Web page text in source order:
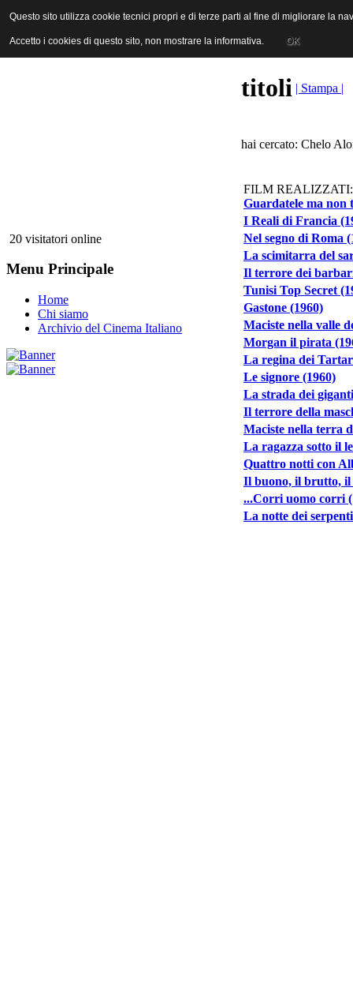
ANICA | Associazione Nazionale Industrie Cinematografiche
20 visitatori online
Menu Principale
Home
Chi siamo
Archivio del Cinema Italiano
titoli | Stampa |
hai cercato: Chelo
FILM REALIZZATI:
Guardatele ma non
I Reali di Francia
Nel segno di Roma
La scimitarra del
Il terrore dei
Tunisi Top Secret
Gastone (1960)
Maciste nella valle
Morgan il pirata
La regina dei
Le signore (1960)
La strada dei
Il terrore della
Maciste nella terra
La ragazza sotto il
Quattro notti con
Il buono, il brutto, il
...Corri uomo corri
La notte dei
Questo sito utilizza cookie tecnici propri e di terze parti al fine di migliorare la
Accetto i cookies di questo sito, non mostrare la informativa. OK
Questo sito utilizza cookie tecnici propri e di terze parti al fine di migliorare la
Accetto i cookies di questo sito, non mostrare la informativa. OK